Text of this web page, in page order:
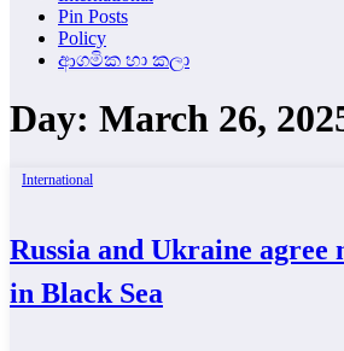
Pin Posts
Policy
ආගමික හා කලා
Day: March 26,
International
Russia and Ukraine agree
in Black Sea